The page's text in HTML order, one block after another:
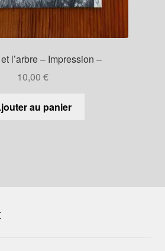
l’arbre – Impression –
10,00 €
au panier